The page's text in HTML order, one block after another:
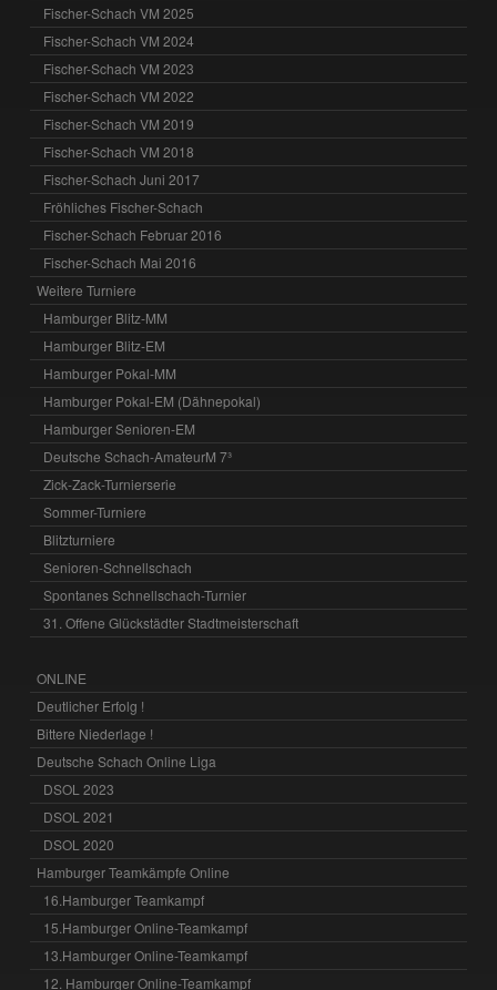
Fischer-Schach VM 2025
Fischer-Schach VM 2024
Fischer-Schach VM 2023
Fischer-Schach VM 2022
Fischer-Schach VM 2019
Fischer-Schach VM 2018
Fischer-Schach Juni 2017
Fröhliches Fischer-Schach
Fischer-Schach Februar 2016
Fischer-Schach Mai 2016
Weitere Turniere
Hamburger Blitz-MM
Hamburger Blitz-EM
Hamburger Pokal-MM
Hamburger Pokal-EM (Dähnepokal)
Hamburger Senioren-EM
Deutsche Schach-AmateurM 7³
Zick-Zack-Turnierserie
Sommer-Turniere
Blitzturniere
Senioren-Schnellschach
Spontanes Schnellschach-Turnier
31. Offene Glückstädter Stadtmeisterschaft
ONLINE
Deutlicher Erfolg !
Bittere Niederlage !
Deutsche Schach Online Liga
DSOL 2023
DSOL 2021
DSOL 2020
Hamburger Teamkämpfe Online
16.Hamburger Teamkampf
15.Hamburger Online-Teamkampf
13.Hamburger Online-Teamkampf
12. Hamburger Online-Teamkampf